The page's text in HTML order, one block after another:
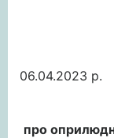
06.04.2023 р.
про